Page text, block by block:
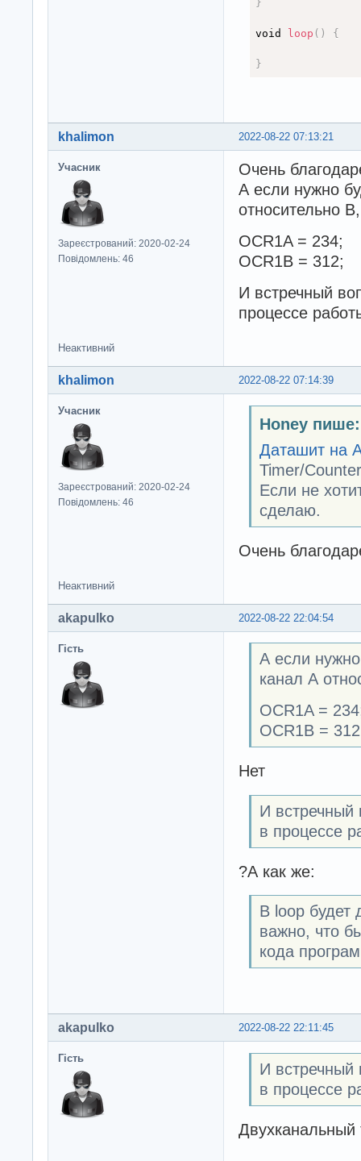
}
void loop ( ) {
}
2022-08-22 07:13:21
khalimon
Учасник
Зареєстрований: 2020-02-24
Повідомлень: 46
Очень
А если нужно
относительно
OCR1A = 234;
OCR1B = 312;
И встречный
процессе
Неактивний
2022-08-22 07:14:39
khalimon
Учасник
Зареєстрований: 2020-02-24
Повідомлень: 46
Honey пише:
Даташит на
Timer/
Если не
сделаю.
Очень
Неактивний
2022-08-22 22:04:54
akapulko
Гість
А если нужно
канал А
OCR1A =
OCR1B =
Нет
И встречный
в процессе
?А как же:
В loop будет
важно, что
кода
2022-08-22 22:11:45
akapulko
Гість
И встречный
в процессе